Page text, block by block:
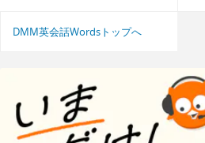
DMM英会話Wordsトップへ